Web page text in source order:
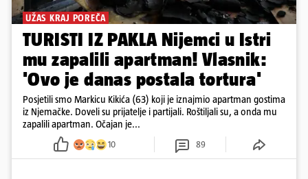
UŽAS KRAJ POREČA
TURISTI IZ PAKLA Nijemci u Istri
mu zapalili apartman! Vlasnik:
'Ovo je danas postala tortura'
Posjetili smo Markicu Kikića (63) koji je iznajmio apartman gostima
iz Njemačke. Doveli su prijatelje i partijali. Roštiljali su, a onda mu
zapalili apartman. Očajan je...
10 89